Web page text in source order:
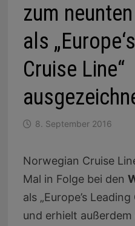
zum
als
Cruise Line“
8. September 2016
Norwegian Cruise
Mal in Folge bei den
als „Europe’s
und erhielt außerdem